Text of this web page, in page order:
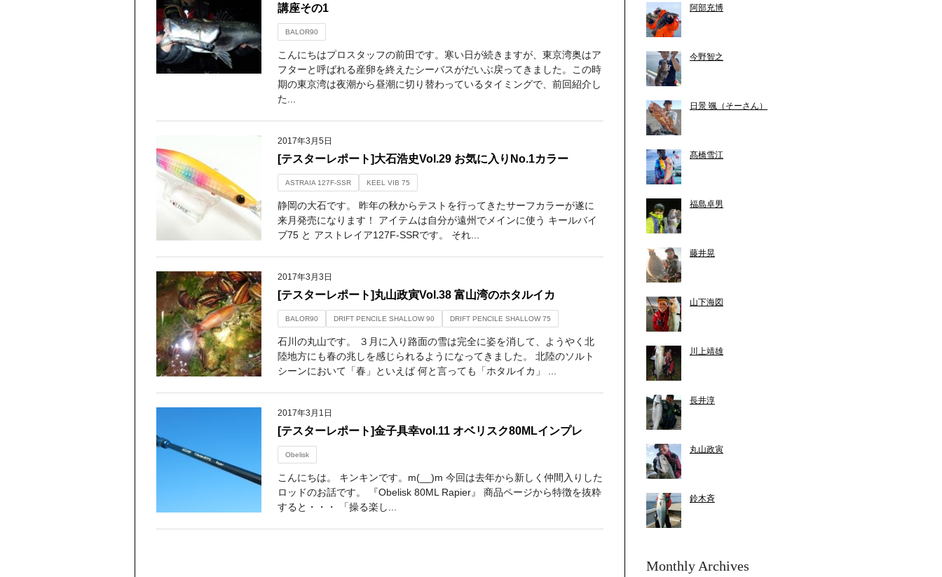
講座その1
BALOR90
こんにちはプロスタッフの前田です。寒い日が続きますが、東京湾奥はア
フターと呼ばれる産卵を終えたシーバスがだいぶ戻ってきました。この時
期の東京湾は夜潮から昼潮に切り替わっているタイミングで、前回紹介し
た...
2017年3月5日
[テスターレポート]大石浩史Vol.29 お気に入りNo.1カラー
ASTRAIA 127F-SSR KEEL VIB 75
静岡の大石です。 昨年の秋からテストを行ってきたサーフカラーが遂に
来月発売になります！ アイテムは自分が遠州でメインに使う キールバイ
ブ75 と アストレイア127F-SSRです。 それ...
2017年3月3日
[テスターレポート]丸山政寅Vol.38 富山湾のホタルイカ
BALOR90 DRIFT PENCILE SHALLOW 90 DRIFT PENCILE SHALLOW 75
石川の丸山です。 ３月に入り路面の雪は完全に姿を消して、ようやく北
陸地方にも春の兆しを感じられるようになってきました。 北陸のソルト
シーンにおいて「春」といえば 何と言っても「ホタルイカ」 ...
2017年3月1日
[テスターレポート]金子具幸vol.11 オベリスク80MLインプレ
Obelisk
こんにちは。 キンキンです。m(__)m 今回は去年から新しく仲間入りした
ロッドのお話です。 『Obelisk 80ML Rapier』 商品ページから特徴を抜粋
すると・・・ 「操る楽し...
阿部充博
今野智之
日景 颯（そーさん）
髙橋雪江
福島卓男
藤井晃
山下海図
川上靖雄
長井淳
丸山政寅
鈴木斉
Monthly Archives